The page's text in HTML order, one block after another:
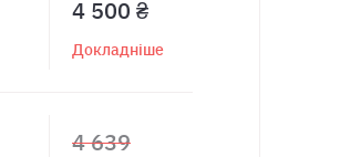
4 500 ₴
Докладніше
4 639